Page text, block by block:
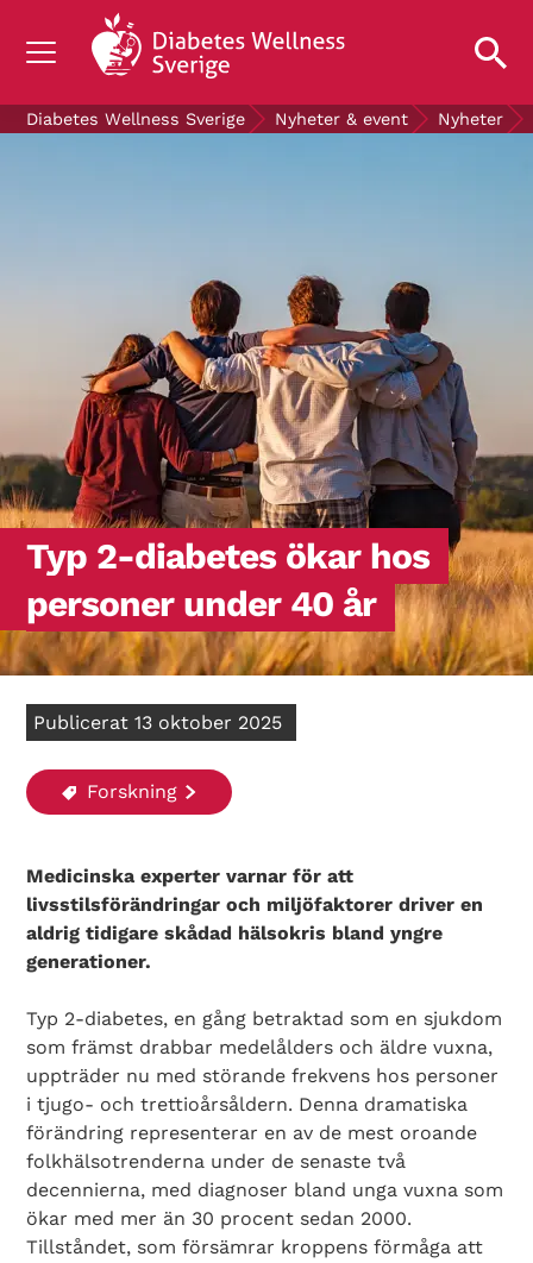
OM DIABETES
GRATIS DIABETESPRODUKTER
Blodsockerkollen
Diabetes Wellness Sverige Nyheter & event Nyheter
Typ 2-diabetes ökar hos
personer under 40 år
Publicerat 13 oktober 2025
Forskning
Medicinska experter varnar för att
livsstilsförändringar och miljöfaktorer driver en
aldrig tidigare skådad hälsokris bland yngre
generationer.
Typ 2-diabetes, en gång betraktad som en sjukdom
som främst drabbar medelålders och äldre vuxna,
uppträder nu med störande frekvens hos personer
i tjugo- och trettioårsåldern. Denna dramatiska
förändring representerar en av de mest oroande
folkhälsotrenderna under de senaste två
decennierna, med diagnoser bland unga vuxna som
ökar med mer än 30 procent sedan 2000.
Tillståndet, som försämrar kroppens förmåga att